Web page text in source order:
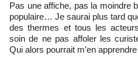
Pas une affiche, pas la moindre
populaire… Je saurai plus tard
des thermes et tous les
soin de ne pas affoler les
Qui alors pourrait m’en